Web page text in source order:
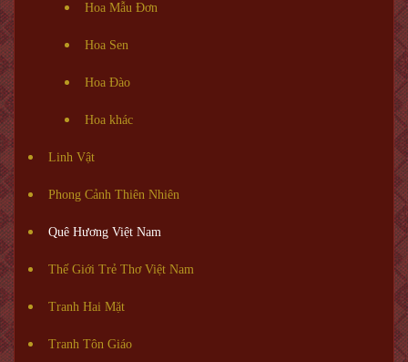
Hoa Mẫu Đơn
Hoa Sen
Hoa Đào
Hoa khác
Linh Vật
Phong Cảnh Thiên Nhiên
Quê Hương Việt Nam
Thế Giới Trẻ Thơ Việt Nam
Tranh Hai Mặt
Tranh Tôn Giáo